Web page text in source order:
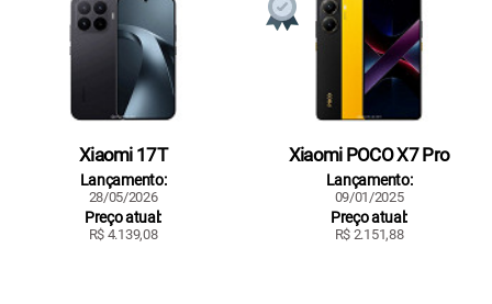
Xiaomi 17T
Lançamento:
28/05/2026
Preço atual:
R$ 4.139,08
Xiaomi POCO X7 Pro
Lançamento:
09/01/2025
Preço atual:
R$ 2.151,88